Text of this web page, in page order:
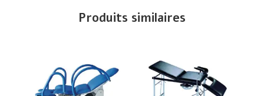
Produits similaires